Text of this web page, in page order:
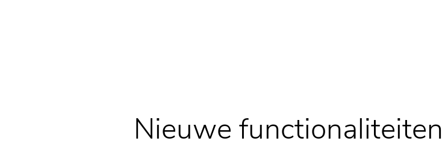
Nieuwe functionaliteiten